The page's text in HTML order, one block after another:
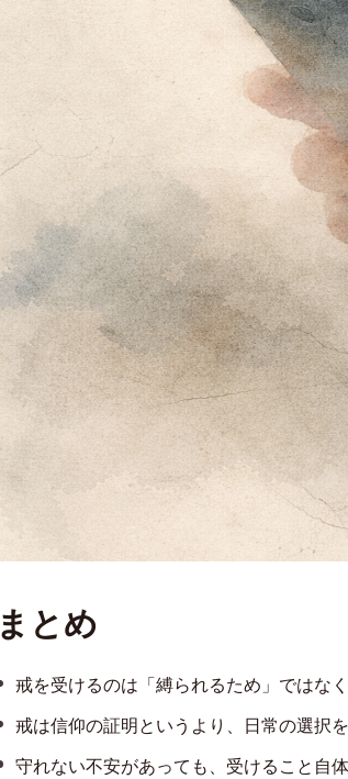
まとめ
戒を受けるのは「縛られるため」ではな
戒は信仰の証明というより、日常の選択
守れない不安があっても、受けること自